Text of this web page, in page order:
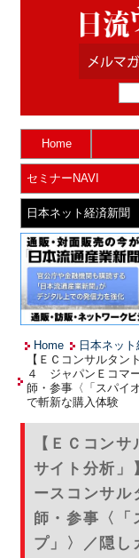
Home
セミナーNAVI
日本ネット経済新聞
Home 日本ネッ
【ＥＣコンサルタン
４ ジャパンＥコマ
師・参事〈「スパイ
で斬新な購入体験
【ＥＣコン
サイト分析
ースコンサ
師・参事〈「
プ」〉／隠し